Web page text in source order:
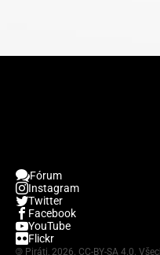
Fórum
Instagram
Twitter
Facebook
YouTube
Flickr
© Piráti, 2026. CC-BY-SA 4.0.